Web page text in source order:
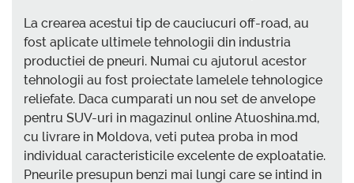
La crearea acestui tip de cauciucuri off-road, au
fost aplicate ultimele tehnologii din industria
productiei de pneuri. Numai cu ajutorul acestor
tehnologii au fost proiectate lamelele tehnologice
reliefate. Daca cumparati un nou set de anvelope
pentru SUV-uri in magazinul online Atuoshina.md,
cu livrare in Moldova, veti putea proba in mod
individual caracteristicile excelente de exploatatie.
Pneurile presupun benzi mai lungi care se intind in